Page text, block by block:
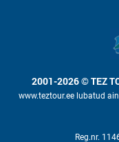
2001-2026 © TEZ
www.teztour.ee lubatud
Reg.nr.